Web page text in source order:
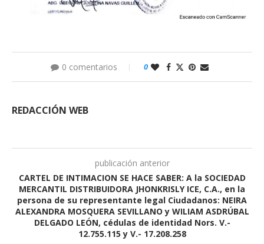
0 comentarios 0
REDACCIÓN WEB
publicación anterior
CARTEL DE INTIMACION SE HACE SABER: A la SOCIEDAD
MERCANTIL DISTRIBUIDORA JHONKRISLY ICE, C.A., en la
persona de su representante legal Ciudadanos: NEIRA
ALEXANDRA MOSQUERA SEVILLANO y WILIAM ASDRÚBAL
DELGADO LEÓN, cédulas de identidad Nors. V.-
12.755.115 y V.- 17.208.258